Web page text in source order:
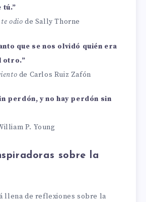
tú.”
odio de Sally Thorne
que se nos olvidó quién era
otro.”
de Carlos Ruiz Zafón
perdón, y no hay perdón sin
P. Young
sobre la
llena de reflexiones sobre la